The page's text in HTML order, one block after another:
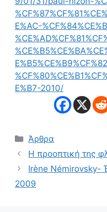
E%AC-
E%B7-2010/
Κατηγορίες
Άρθρα
Η προοπτική της
Irène Némirovsky-
2009